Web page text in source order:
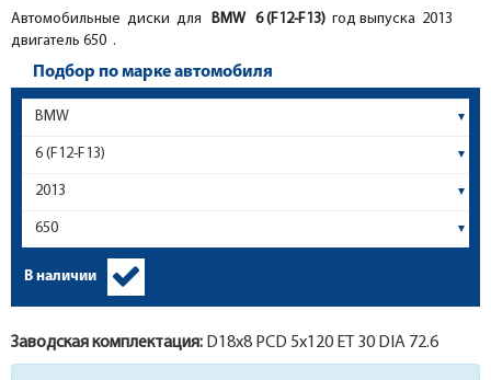
Автомобильные диски для
BMW 6 (F12-F13) год выпуска 2013
двигатель 650 .
Подбор по марке автомобиля
В наличии
Заводская комплектация: D18x8 PCD 5x120 ET 30 DIA 72.6